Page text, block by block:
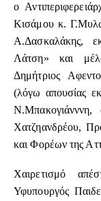
ο
Κισάμου κ.
Α.Δασκαλάκης,
Λάτση» και
Δημήτριος
(λόγω απουσίας
Χατζηανδρέου,
και Φορέων της
Χαιρετισμό
Υφυπουργός